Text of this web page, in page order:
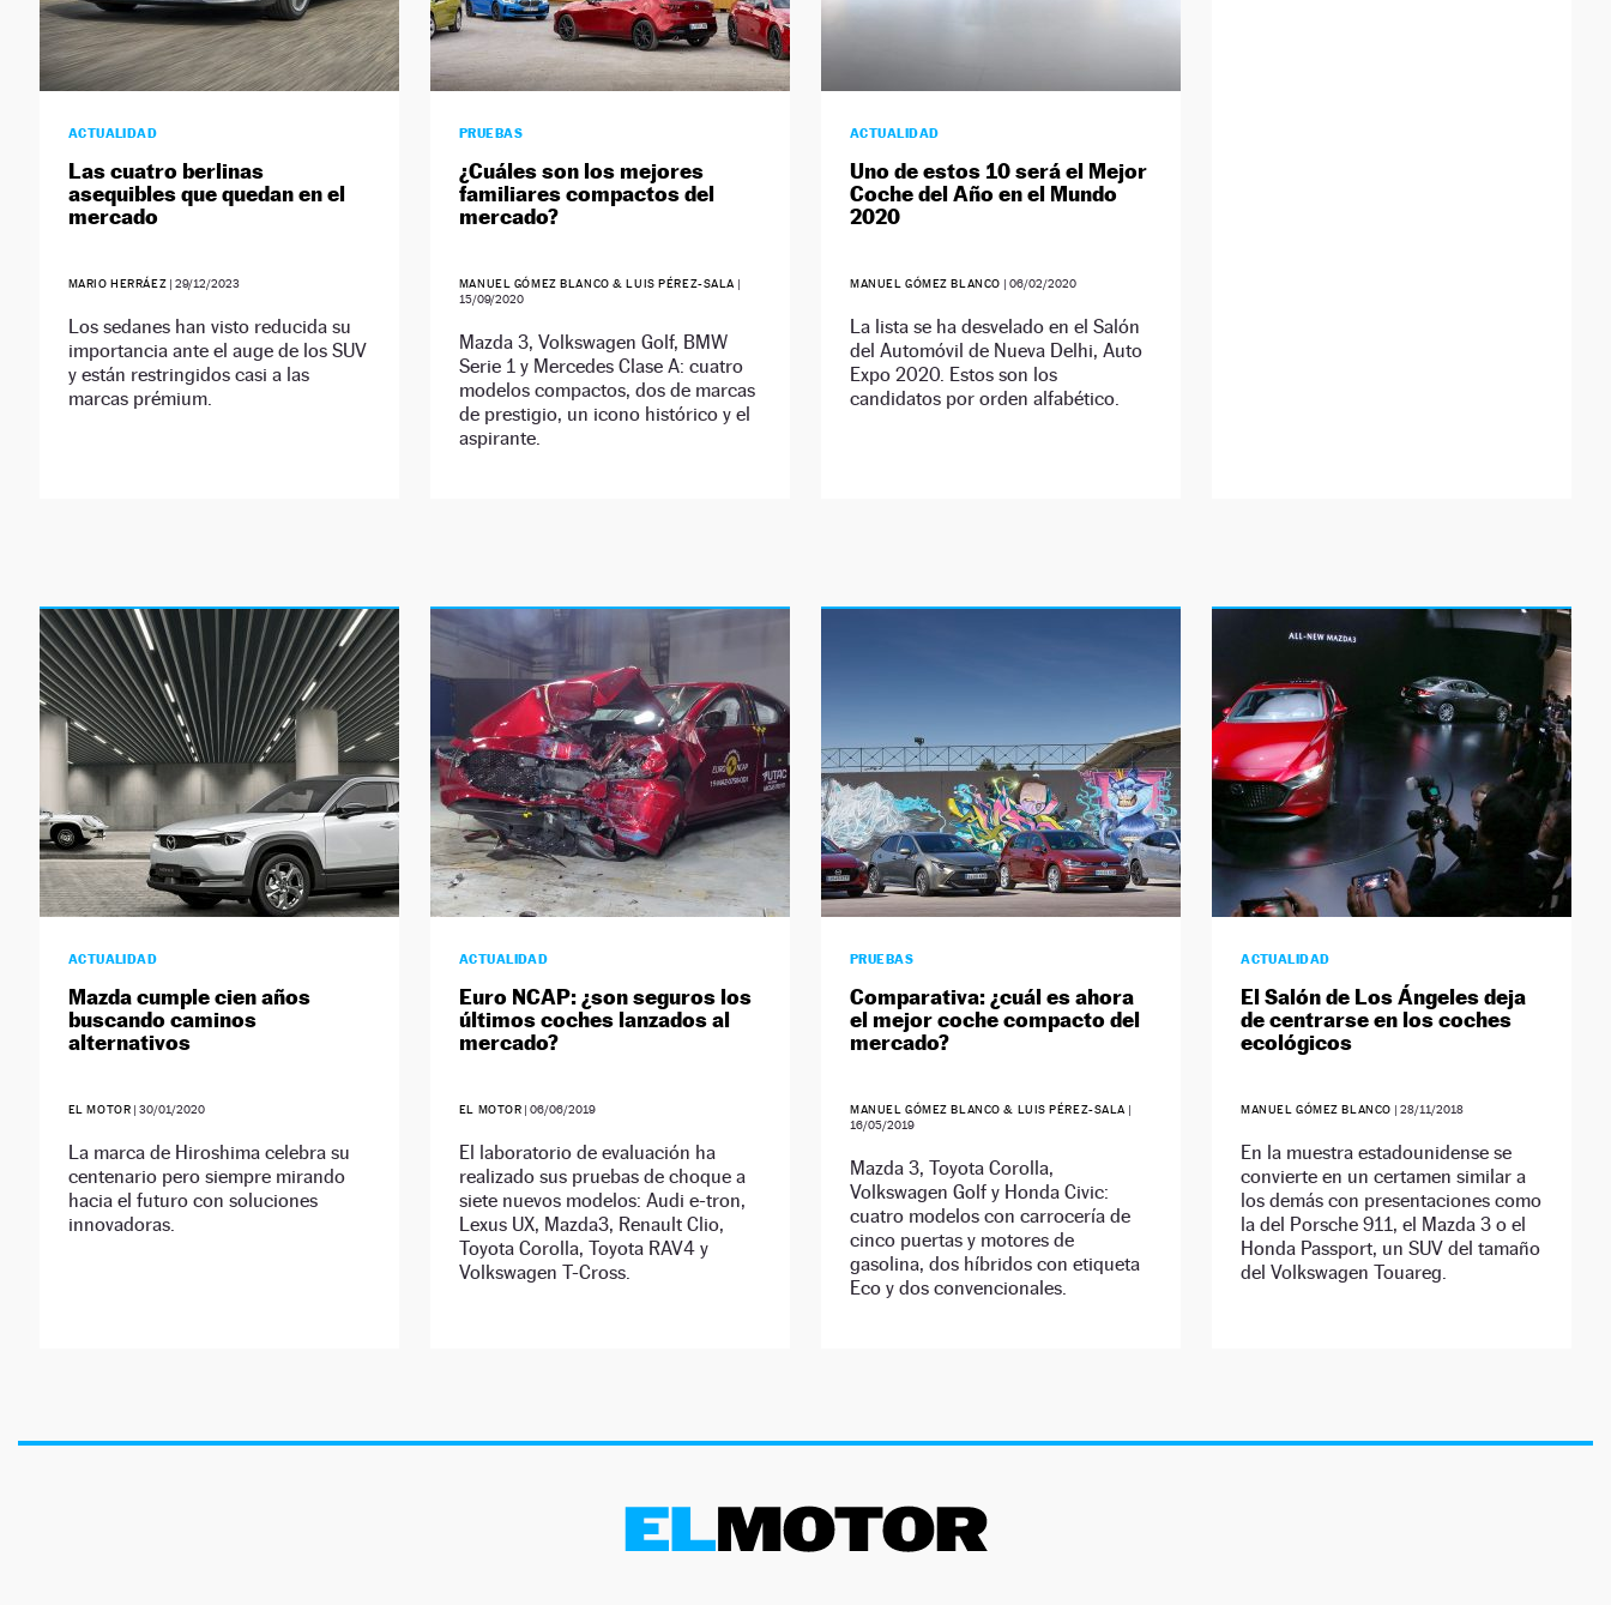
ACTUALIDAD
Las cuatro berlinas
asequibles que quedan en el
mercado
MARIO HERRÁEZ |29/12/2023
Los sedanes han visto reducida su
importancia ante el auge de los SUV
y están restringidos casi a las
marcas prémium.
PRUEBAS
¿Cuáles son los mejores
familiares compactos del
mercado?
MANUEL GÓMEZ BLANCO & LUIS PÉREZ-SALA |
15/09/2020
Mazda 3, Volkswagen Golf, BMW
Serie 1 y Mercedes Clase A: cuatro
modelos compactos, dos de marcas
de prestigio, un icono histórico y el
aspirante.
ACTUALIDAD
Uno de estos 10 será el Mejor
Coche del Año en el Mundo
2020
MANUEL GÓMEZ BLANCO | 06/02/2020
La lista se ha desvelado en el Salón
del Automóvil de Nueva Delhi, Auto
Expo 2020. Estos son los
candidatos por orden alfabético.
ACTUALIDAD
Mazda cumple cien años
buscando caminos
alternativos
EL MOTOR |30/01/2020
La marca de Hiroshima celebra su
centenario pero siempre mirando
hacia el futuro con soluciones
innovadoras.
ACTUALIDAD
Euro NCAP: ¿son seguros los
últimos coches lanzados al
mercado?
EL MOTOR |06/06/2019
El laboratorio de evaluación ha
realizado sus pruebas de choque a
siete nuevos modelos: Audi e-tron,
Lexus UX, Mazda3, Renault Clio,
Toyota Corolla, Toyota RAV4 y
Volkswagen T-Cross.
PRUEBAS
Comparativa: ¿cuál es ahora
el mejor coche compacto del
mercado?
MANUEL GÓMEZ BLANCO & LUIS PÉREZ-SALA |
16/05/2019
Mazda 3, Toyota Corolla,
Volkswagen Golf y Honda Civic:
cuatro modelos con carrocería de
cinco puertas y motores de
gasolina, dos híbridos con etiqueta
Eco y dos convencionales.
ACTUALIDAD
El Salón de Los Ángeles deja
de centrarse en los coches
ecológicos
MANUEL GÓMEZ BLANCO | 28/11/2018
En la muestra estadounidense se
convierte en un certamen similar a
los demás con presentaciones como
la del Porsche 911, el Mazda 3 o el
Honda Passport, un SUV del tamaño
del Volkswagen Touareg.